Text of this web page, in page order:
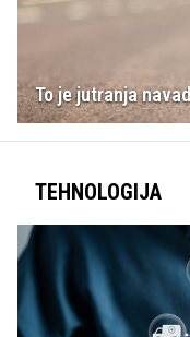
To je jutranja
TEHNOLOGIJA